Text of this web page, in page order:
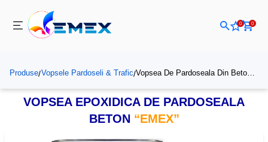
0 0
Produse/Vopsele Pardoseli & Trafic/ Vopsea De Pardoseala Din Beton “Emex”
VOPSEA EPOXIDICA DE PARDOSEALA
BETON “EMEX”